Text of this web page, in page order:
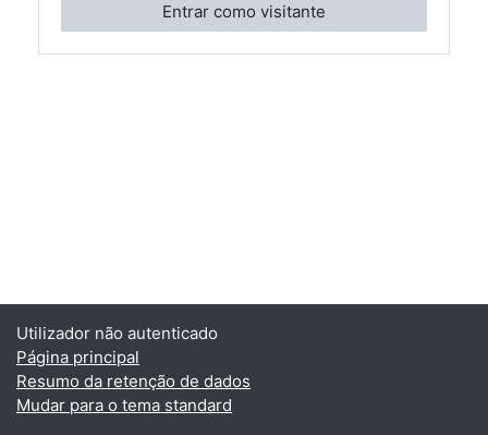
Entrar como visitante
Utilizador não autenticado
Página principal
Resumo da retenção de dados
Mudar para o tema standard